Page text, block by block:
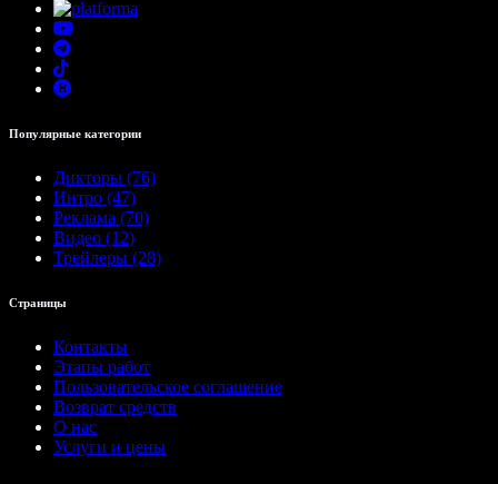
Популярные категории
Дикторы (76)
Интро (47)
Реклама (70)
Видео (12)
Трейлеры (28)
Страницы
Контакты
Этапы работ
Пользовательское соглашение
Возврат средств
О нас
Услуги и цены